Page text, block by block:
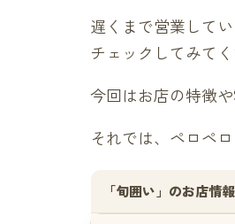
遅くまで営業して
チェックしてみてく
今回はお店の特徴
それでは、ペロペ
「旬囲い」のお店情報